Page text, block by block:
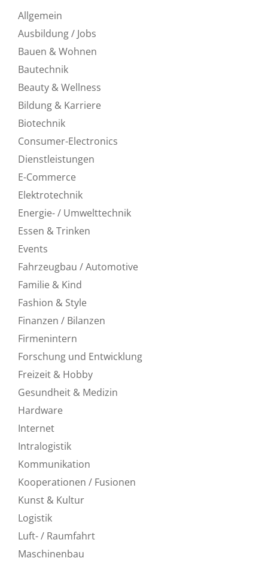
Allgemein
Ausbildung / Jobs
Bauen & Wohnen
Bautechnik
Beauty & Wellness
Bildung & Karriere
Biotechnik
Consumer-Electronics
Dienstleistungen
E-Commerce
Elektrotechnik
Energie- / Umwelttechnik
Essen & Trinken
Events
Fahrzeugbau / Automotive
Familie & Kind
Fashion & Style
Finanzen / Bilanzen
Firmenintern
Forschung und Entwicklung
Freizeit & Hobby
Gesundheit & Medizin
Hardware
Internet
Intralogistik
Kommunikation
Kooperationen / Fusionen
Kunst & Kultur
Logistik
Luft- / Raumfahrt
Maschinenbau